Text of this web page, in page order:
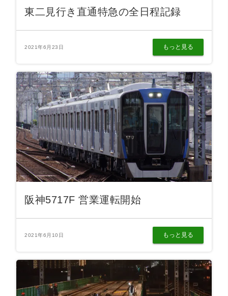
東二見行き直通特急の全日程記録
2021年6月23日 もっと見る
阪神5717F 営業運転開始
2021年6月10日 もっと見る